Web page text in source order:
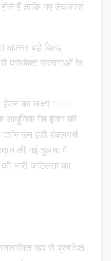
हैं ताकि नए डेवलपर्स
अक्सर बड़े बिल्ड
प्रोजेक्ट संरचनाओं के
का लक्ष्य
आधुनिक गेम इंजन की
दर्शन उन इंडी डेवलपर्स
की गई तुलना में
भारी जटिलता का
रूप से प्रबंधित